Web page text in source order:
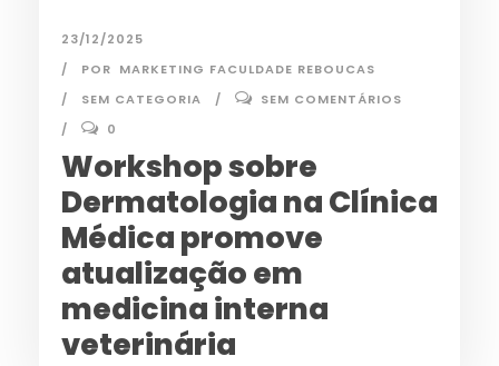
23/12/2025
POR MARKETING FACULDADE REBOUCAS
SEM CATEGORIA
SEM COMENTÁRIOS
0
Workshop sobre
Dermatologia na Clínica
Médica promove
atualização em
medicina interna
veterinária